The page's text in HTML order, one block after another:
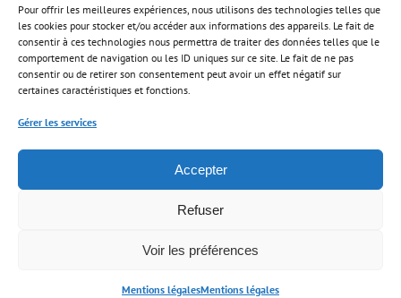
Pour offrir les meilleures expériences, nous utilisons des technologies telles que
les cookies pour stocker et/ou accéder aux informations des appareils. Le fait de
consentir à ces technologies nous permettra de traiter des données telles que le
comportement de navigation ou les ID uniques sur ce site. Le fait de ne pas
consentir ou de retirer son consentement peut avoir un effet négatif sur
certaines caractéristiques et fonctions.
Gérer les services
Accepter
Refuser
Voir les préférences
Mentions légalesMentions légales
Soutien scolaire cours particuliers Massy (91300), 55 rue
Jeanne D’Arc
Tél :01 39 02 60 23
Copyright 2017 Numéro 1 Scolarité | Tous droits réservés |
×